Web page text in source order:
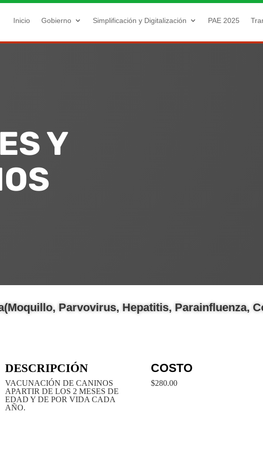
Inicio Gobierno Simplificación y Digitalización PAE 2025
Y
Parvovirus, Hepatitis, Parainfluenza,
DESCRIPCIÓN
VACUNACIÓN DE CANINOS
APARTIR DE LOS 2 MESES DE
EDAD Y DE POR VIDA CADA
AÑO.
COSTO
$280.00